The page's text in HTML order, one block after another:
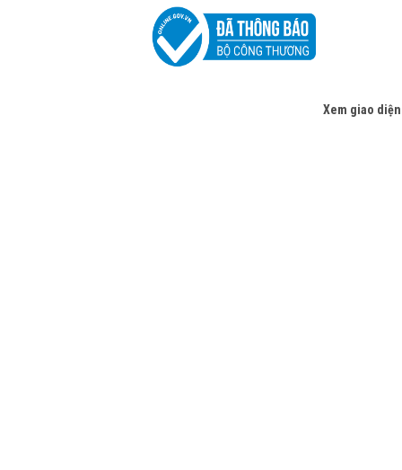
Xem giao diện